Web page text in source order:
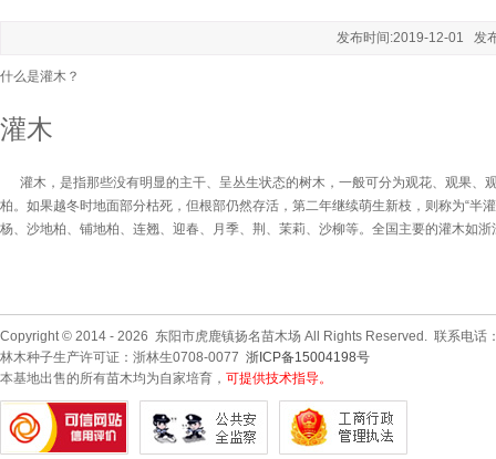
发布时间:2019-12-01 发
什么是灌木？
灌木
灌木，是指那些没有明显的主干、呈丛生状态的树木，一般可分为观花、观果、
柏。如果越冬时地面部分枯死，但根部仍然存活，第二年继续萌生新枝，则称为“半
杨、沙地柏、铺地柏、连翘、迎春、月季、 荆、茉莉、沙柳等。全国主要的灌木如
Copyright © 2014 - 2026 东阳市虎鹿镇扬名苗木场 All Rights Reserved. 联系电话
林木种子生产许可证：浙林生0708-0077 浙ICP备15004198号
本基地出售的所有苗木均为自家培育， 可提供技术指导。